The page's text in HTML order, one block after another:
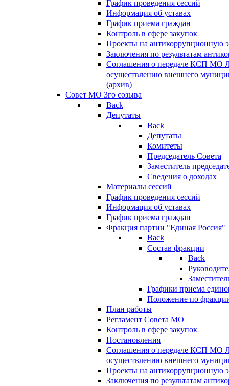
График проведения сессий
Информация об уставах
График приема граждан
Контроль в сфере закупок
Проекты на антикоррупционную
Заключения по результатам
Соглашения о передаче КСП МО
осуществлению внешнего
(архив)
Совет МО 3го созыва
Back
Депутаты
Back
Депутаты
Комитеты
Председатель Совета
Заместитель
Сведения о доходах
Материалы сессий
График проведения сессий
Информация об уставах
График приема граждан
Фракция партии "Единая Россия"
Back
Состав фракции
Back
Графики приема
Положение по
План работы
Регламент Совета МО
Контроль в сфере закупок
Постановления
Соглашения о передаче КСП МО
осуществлению внешнего
Проекты на антикоррупционную
Заключения по результатам